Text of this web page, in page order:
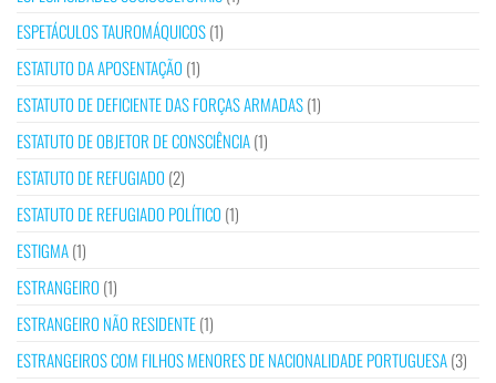
ESPETÁCULOS TAUROMÁQUICOS(1)
ESTATUTO DA APOSENTAÇÃO (1)
ESTATUTO DE DEFICIENTE DAS FORÇAS ARMADAS(1)
ESTATUTO DE OBJETOR DE CONSCIÊNCIA(1)
ESTATUTO DE REFUGIADO (2)
ESTATUTO DE REFUGIADO POLÍTICO (1)
ESTIGMA(1)
ESTRANGEIRO (1)
ESTRANGEIRO NÃO RESIDENTE(1)
ESTRANGEIROS COM FILHOS MENORES DE NACIONALIDADE PORTUGUESA(3)